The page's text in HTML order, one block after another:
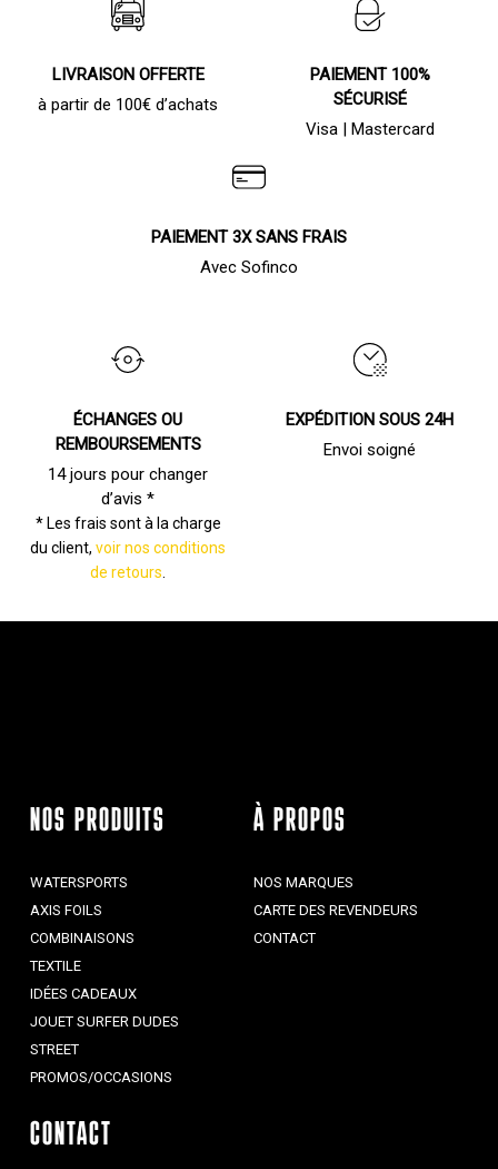
LIVRAISON OFFERTE
à partir de 100€ d’achats
PAIEMENT 100%
SÉCURISÉ
Visa | Mastercard
PAIEMENT 3X SANS FRAIS
Avec Sofinco
ÉCHANGES OU
REMBOURSEMENTS
14 jours pour changer
d’avis *
* Les frais sont à la charge
du client,voir nos conditions
de retours.
EXPÉDITION SOUS 24H
Envoi soigné
NOS PRODUITS
WATERSPORTS
AXIS FOILS
COMBINAISONS
TEXTILE
IDÉES CADEAUX
JOUET SURFER DUDES
STREET
PROMOS/OCCASIONS
À PROPOS
NOS MARQUES
CARTE DES REVENDEURS
CONTACT
CONTACT